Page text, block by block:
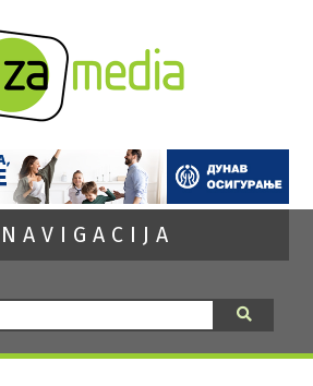
NAVIGACIJA